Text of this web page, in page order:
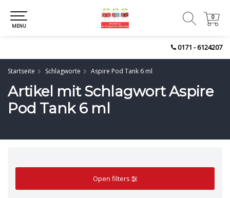
0171 - 6124207
0
0
MENU
Startseite Schlagworte Aspire Pod Tank 6 ml
Artikel mit Schlagwort Aspire
Pod Tank 6 ml
Open filters